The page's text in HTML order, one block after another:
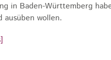
in Baden-Württemberg
ausüben wollen.